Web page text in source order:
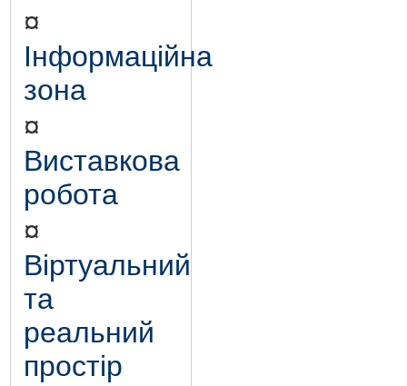
¤
Інформаційна
зона
¤
Виставкова
робота
¤
Віртуальний
та
реальний
простір